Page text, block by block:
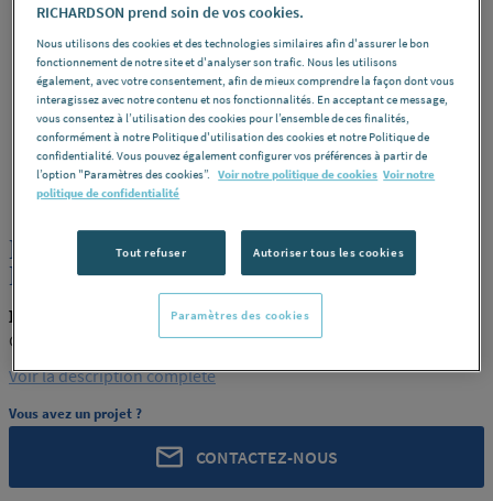
ROCHLING REF : 0054F
PLAQUE POLYACETAL POM C NATUREL
EP.70 GEHR
ROCHLING PRODUIT-0054F
GEHR
Voir la description complète
Vous avez un projet ?
CONTACTEZ-NOUS
RICHARDSON prend soin de vos cookies.
Nous utilisons des cookies et des technologies similaires afin d'assurer le bon
fonctionnement de notre site et d'analyser son trafic. Nous les utilisons
également, avec votre consentement, afin de mieux comprendre la façon dont vous
interagissez avec notre contenu et nos fonctionnalités. En acceptant ce message,
vous consentez à l’utilisation des cookies pour l’ensemble de ces finalités,
conformément à notre Politique d'utilisation des cookies et notre Politique de
confidentialité. Vous pouvez également configurer vos préférences à partir de
l’option "Paramètres des cookies”. Voir notre politique de cookies Voir notre
politique de confidentialité
Tout refuser Autoriser tous les cookies
Paramètres des cookies